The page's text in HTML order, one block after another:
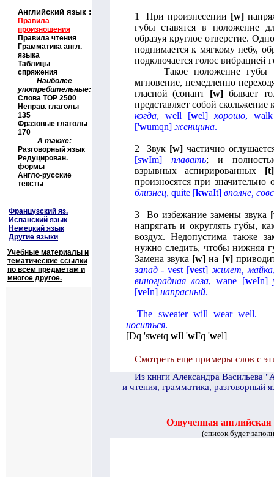
1 При произнесении [w]
губы ставятся в положение
образуя круглое отверстие.
поднимается к мягкому небу,
подключается голос вибрацией
Такое положение
мгновение, немедленно
гласной (сонант [w] бывает
представляет собой
когда, well [wel] хорошо, walk
['wumqn] женщина.
2 Звук [w]частично
[swIm] плавать; и
взрывных аспирированных [t]
произносятся при
близнец, quite[kwaIt] вполне,
3 Во избежание замены звука [
напрягать и округлять губы,
воздух. Недопустима также
нужно следить, чтобы нижняя
Замена звука [w] на [v]
запад-vest [vest]жилет, майка
виноградная лоза,wane [weIn]
[veIn] напрасный.
The sweater will wear well.
носиться.
[Dq 'swetqwIl 'wFq 'wel]
Смотреть еще примеры слов с
Из книги Александра Васильева
и чтения, грамматика, разговорный
Озвученная
(список будет
Английский язык :
Правила
произношения
Правила чтения
Грамматика англ.
языка
Таблицы
спряжения
Наиболее
употребительные:
Слова TOP 2500
Неправ. глаголы
135
Фразовые глаголы
170
А также:
Разговорный язык
Редуцирован.
формы
Англо-русские
тексты
Французский яз.
Испанский язык
Немецкий язык
Другие языки
Учебные материалы и
тематические ссылки
по всем предметам и
многое другое.